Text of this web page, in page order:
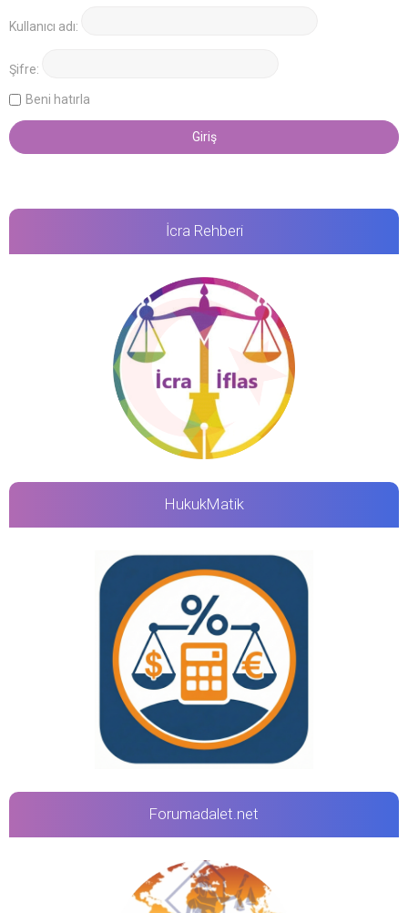
Kullanıcı adı:
Şifre:
Beni hatırla
İcra Rehberi
HukukMatik
Forumadalet.net